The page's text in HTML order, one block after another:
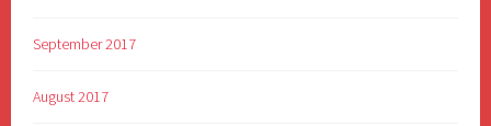
September 2017
August 2017